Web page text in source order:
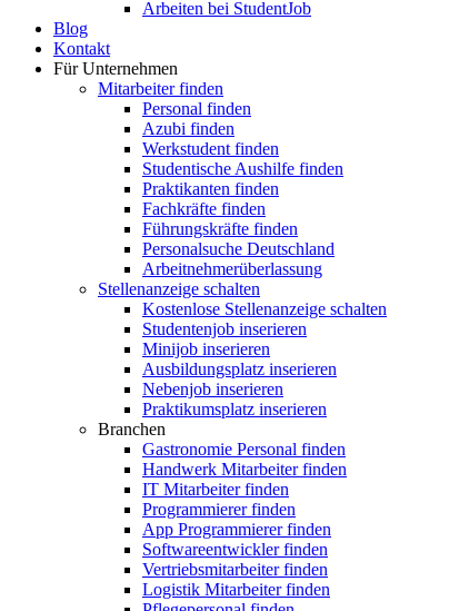
Arbeiten bei StudentJob
Blog
Kontakt
Für Unternehmen
Mitarbeiter finden
Personal finden
Azubi finden
Werkstudent finden
Studentische Aushilfe finden
Praktikanten finden
Fachkräfte finden
Führungskräfte finden
Personalsuche Deutschland
Arbeitnehmerüberlassung
Stellenanzeige schalten
Kostenlose Stellenanzeige schalten
Studentenjob inserieren
Minijob inserieren
Ausbildungsplatz inserieren
Nebenjob inserieren
Praktikumsplatz inserieren
Branchen
Gastronomie Personal finden
Handwerk Mitarbeiter finden
IT Mitarbeiter finden
Programmierer finden
App Programmierer finden
Softwareentwickler finden
Vertriebsmitarbeiter finden
Logistik Mitarbeiter finden